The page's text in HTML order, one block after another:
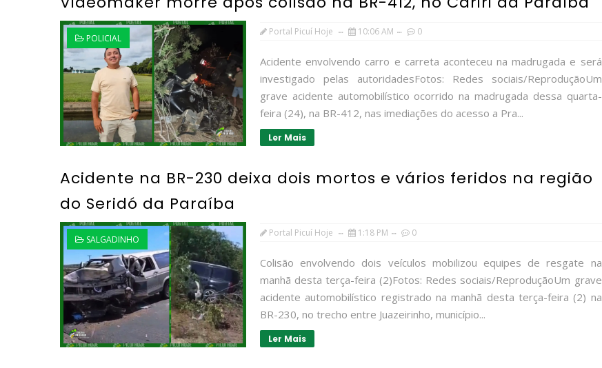
POLICIAL
Portal Picuí Hoje 10:06 AM 0
Acidente envolvendo carro e carreta aconteceu na madrugada e será
investigado pelas autoridadesFotos: Redes sociais/ReproduçãoUm
grave acidente automobilístico ocorrido na madrugada dessa quarta-
feira (24), na BR-412, nas imediações do acesso a Pra...
Ler Mais
Acidente na BR-230 deixa dois mortos e vários feridos na região
do Seridó da Paraíba
SALGADINHO
Portal Picuí Hoje 1:18 PM 0
Colisão envolvendo dois veículos mobilizou equipes de resgate na
manhã desta terça-feira (2)Fotos: Redes sociais/ReproduçãoUm grave
acidente automobilístico registrado na manhã desta terça-feira (2) na
BR-230, no trecho entre Juazeirinho, município...
Ler Mais